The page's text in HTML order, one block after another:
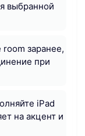
выбранной
заранее,
при
iPad
на акцент и